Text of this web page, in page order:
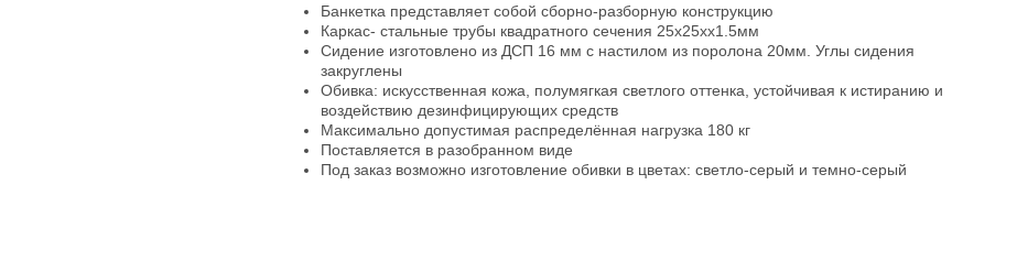
Банкетка представляет собой сборно-разборную конструкцию
Каркас- стальные трубы квадратного сечения 25х25хх1.5мм
Сидение изготовлено из ДСП 16 мм с настилом из поролона 20мм. Углы сидения
закруглены
Обивка: искусственная кожа, полумягкая светлого оттенка, устойчивая к истиранию и
воздействию дезинфицирующих средств
Максимально допустимая распределённая нагрузка 180 кг
Поставляется в разобранном виде
Под заказ возможно изготовление обивки в цветах: светло-серый и темно-серый